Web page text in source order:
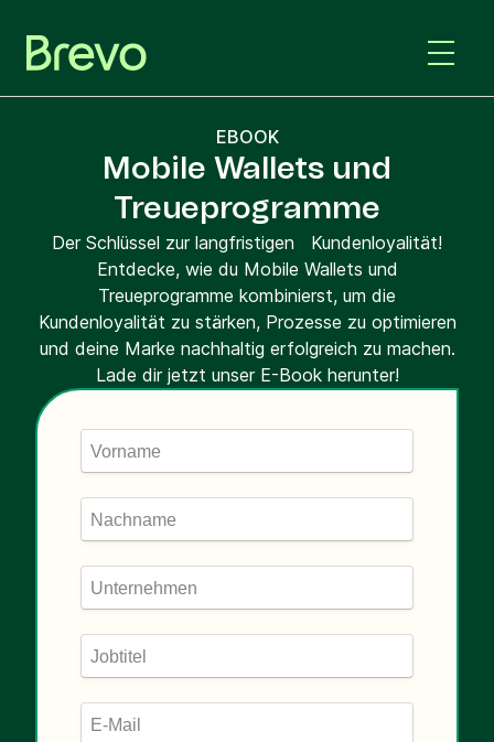
EBOOK
Mobile Wallets und
Treueprogramme
Der Schlüssel zur langfristigen Kundenloyalität!
Entdecke, wie du Mobile Wallets und
Treueprogramme kombinierst, um die
Kundenloyalität zu stärken, Prozesse zu optimieren
und deine Marke nachhaltig erfolgreich zu machen.
Lade dir jetzt unser E-Book herunter!